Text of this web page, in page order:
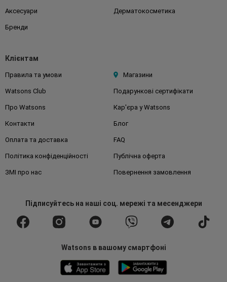
Аксесуари Дерматокосметика
Бренди
Клієнтам
Правила та умови Магазини
Watsons Club Подарункові сертифікати
Про Watsons Кар'єра у Watsons
Контакти Блог
Оплата та доставка FAQ
Політика конфіденційності Публічна оферта
ЗМІ про нас Повернення замовлення
Підписуйтесьна наші соц. мережі та месенджери
Watsons в вашому смартфоні